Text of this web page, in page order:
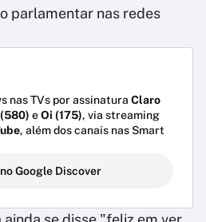
parlamentar nas redes
nas TVs por assinatura Claro
eOi (175), via streaming
, além dos canais nas Smart
Google Discover